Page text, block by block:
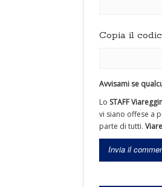
Copia il
Avvisami se
Lo STAFF
vi siano offese a
parte di tutti.